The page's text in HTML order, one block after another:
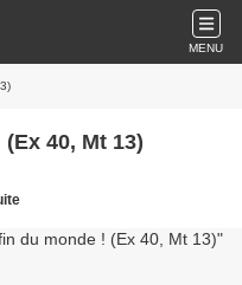
MENU
40, Mt 13)